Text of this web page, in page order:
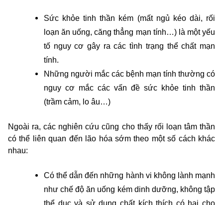
Sức khỏe tinh thần kém (mất ngủ kéo dài, rối
loạn ăn uống, căng thẳng mạn tính…) là một yếu
tố nguy cơ gây ra các tình trạng thể chất mạn
tính.
Những người mắc các bệnh mạn tính thường có
nguy cơ mắc các vấn đề sức khỏe tinh thần
(trầm cảm, lo âu…)
Ngoài ra, các nghiên cứu cũng cho thấy rối loạn tâm thần
có thể liên quan đến lão hóa sớm theo một số cách khác
nhau:
Có thể dẫn đến những hành vi không lành mạnh
như chế độ ăn uống kém dinh dưỡng, không tập
thể dục và sử dụng chất kích thích có hại cho